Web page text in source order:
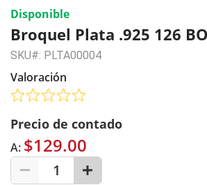
Disponible
Broquel Plata .925 126
SKU#: PLTA00004
Valoración
Precio de contado
A: $129.00
1